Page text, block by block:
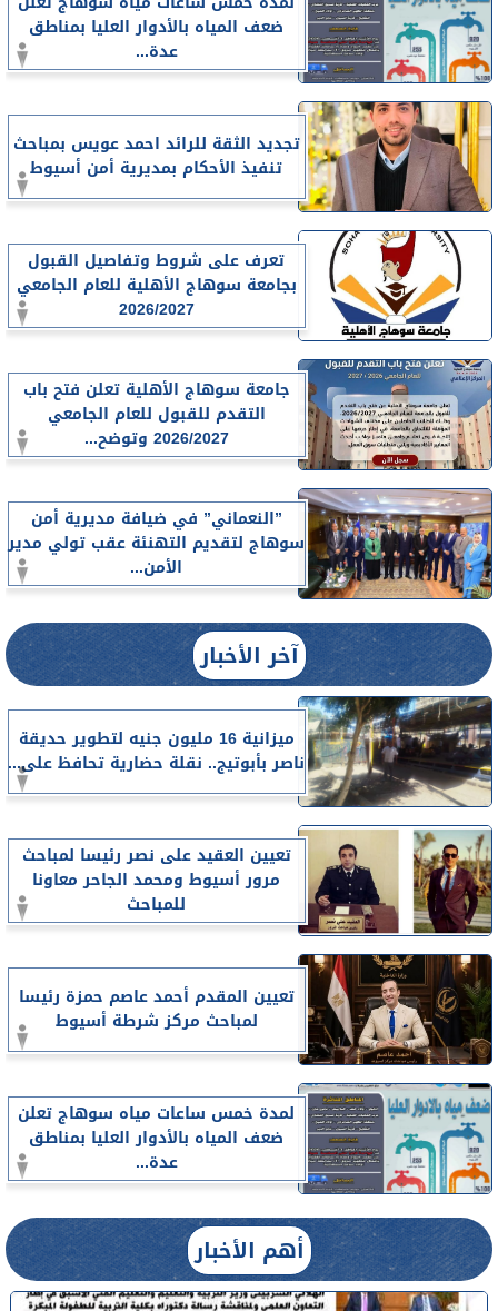
ضعف المياه بالأدوار العليا بمناطق
عدة...
تجديد الثقة للرائد احمد عويس بمباحث
تنفيذ الأحكام بمديرية أمن أسيوط
تعرف على شروط وتفاصيل القبول
بجامعة سوهاج الأهلية للعام الجامعي
2026/2027
جامعة سوهاج الأهلية تعلن فتح باب
التقدم للقبول للعام الجامعي
2026/2027 وتوضح...
”النعماني” في ضيافة مديرية أمن
سوهاج لتقديم التهنئة عقب تولي مدير
الأمن...
آخر الأخبار
ميزانية 16 مليون جنيه لتطوير حديقة
ناصر بأبوتيج.. نقلة حضارية تحافظ على...
تعيين العقيد على نصر رئيسا لمباحث
مرور أسيوط ومحمد الجاحر معاونا
للمباحث
تعيين المقدم أحمد عاصم حمزة رئيسا
لمباحث مركز شرطة أسيوط
لمدة خمس ساعات مياه سوهاج تعلن
ضعف المياه بالأدوار العليا بمناطق
عدة...
أهم الأخبار